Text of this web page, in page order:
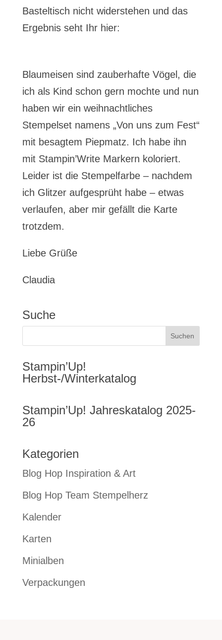
Basteltisch nicht widerstehen und das
Ergebnis seht Ihr hier:
Blaumeisen sind zauberhafte Vögel, die
ich als Kind schon gern mochte und nun
haben wir ein weihnachtliches
Stempelset namens „Von uns zum Fest“
mit besagtem Piepmatz. Ich habe ihn
mit Stampin’Write Markern koloriert.
Leider ist die Stempelfarbe – nachdem
ich Glitzer aufgesprüht habe – etwas
verlaufen, aber mir gefällt die Karte
trotzdem.
Liebe Grüße
Claudia
Suche
Stampin’Up!
Herbst-/Winterkatalog
Stampin’Up! Jahreskatalog 2025-
26
Kategorien
Blog Hop Inspiration & Art
Blog Hop Team Stempelherz
Kalender
Karten
Minialben
Verpackungen